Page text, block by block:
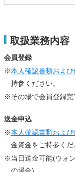
取扱業務内容
会員登録
※本人確認書類およ
持参ください。
※その場で会員登録完
送金申込
※本人確認書類およ
金資金をご持参くだ
※当日送金可能(ウォ
の場合)。